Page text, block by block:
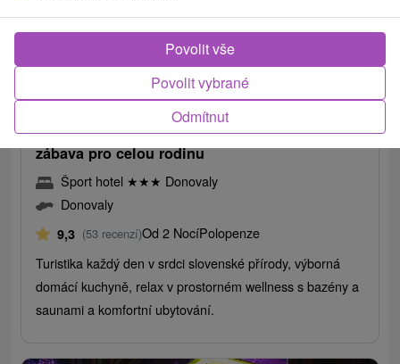
od
/noc/osoba
Dovolená na Donovalech: wellness, sport a
zábava pro celou rodinu
Šport hotel ★★★ Donovaly
Donovaly
9,3 (53 recenzí)Od 2 NocíPolopenze
Turistika každý den v srdci slovenské přírody, výborná
domácí kuchyně, relax v prostorném wellness s bazény a
saunami a komfortní ubytování.
Odmítnut
Povolit vybrané
Povolit vše